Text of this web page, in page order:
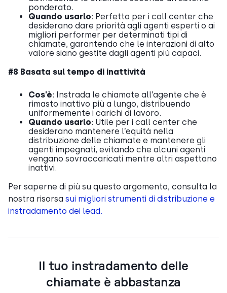
ponderato.
Quando usarlo: Perfetto per i call center che
desiderano dare priorità agli agenti esperti o ai
migliori performer per determinati tipi di
chiamate, garantendo che le interazioni di alto
valore siano gestite dagli agenti più capaci.
#8 Basata sul tempo di inattività
Cos’è: Instrada le chiamate all’agente che è
rimasto inattivo più a lungo, distribuendo
uniformemente i carichi di lavoro.
Quando usarlo: Utile per i call center che
desiderano mantenere l’equità nella
distribuzione delle chiamate e mantenere gli
agenti impegnati, evitando che alcuni agenti
vengano sovraccaricati mentre altri aspettano
inattivi.
Per saperne di più su questo argomento, consulta la
nostra risorsa sui migliori strumenti di distribuzione e
instradamento dei lead.
Il tuo instradamento delle
chiamate è abbastanza